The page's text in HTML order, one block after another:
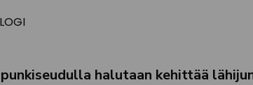
halutaan kehittää